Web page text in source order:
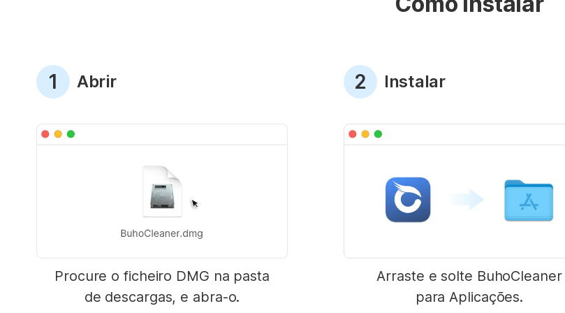
1 Abrir
Procure o ficheiro DMG na pasta
de descargas, e abra-o.
2 Instalar
Arraste e solte BuhoCleaner
para Aplicações.